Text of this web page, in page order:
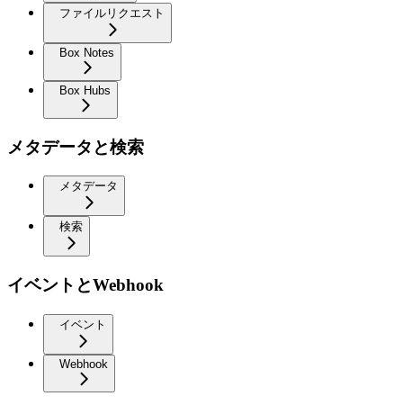
ファイルリクエスト
Box Notes
Box Hubs
メタデータと検索
メタデータ
検索
イベントとWebhook
イベント
Webhook